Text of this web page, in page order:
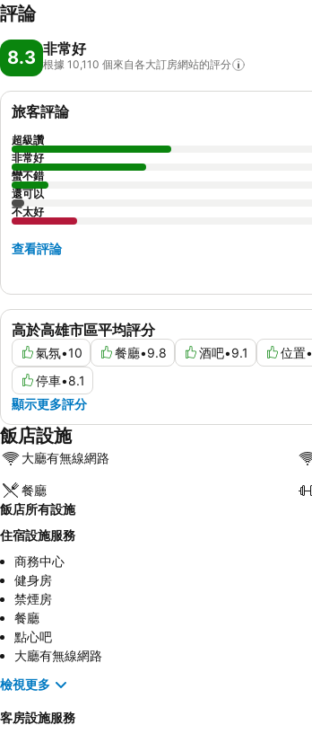
評論
8.3 非常好
根據 10,110 個來自各大訂房網站的評分
高於高雄市區平均評分
氣氛•10 餐廳•9.8 酒吧•9.1 位置•
停車•8.1
顯示更多評分
旅客評論
超級讚
非常好
蠻不錯
還可以
不太好
查看評論
飯店設施
大廳有無線網路
餐廳
飯店所有設施
住宿設施服務
商務中心
健身房
禁煙房
餐廳
點心吧
大廳有無線網路
檢視更多
客房設施服務